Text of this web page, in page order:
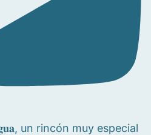
un rincón muy especial